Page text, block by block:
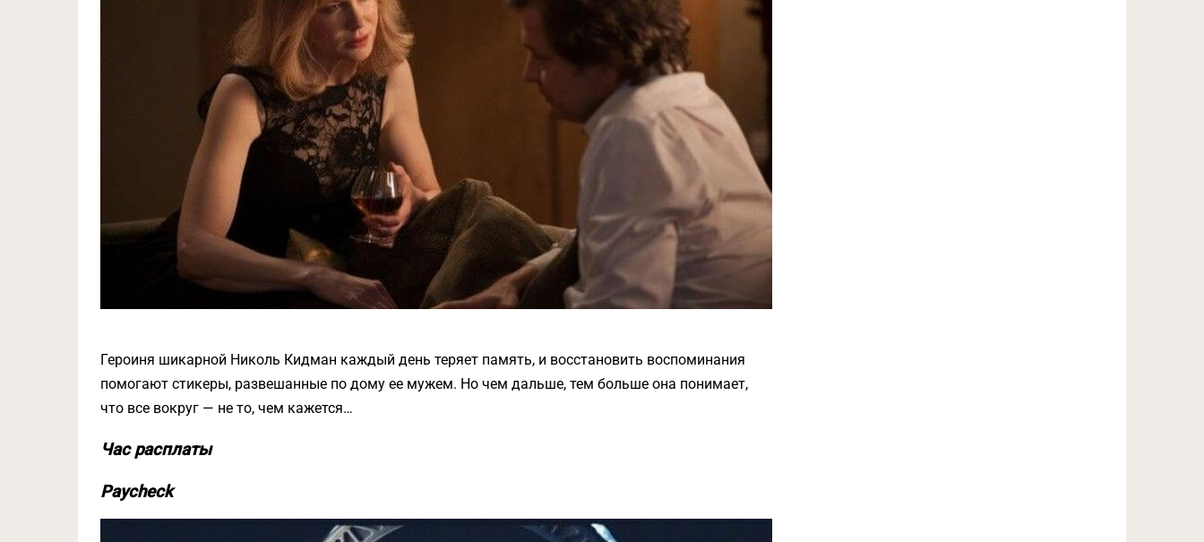
Героиня шикарной Николь Кидман каждый день теряет память, и восстановить воспоминания
помогают стикеры, развешанные по дому ее мужем. Но чем дальше, тем больше она понимает,
что все вокруг — не то, чем кажется…
Час расплаты
Paycheck